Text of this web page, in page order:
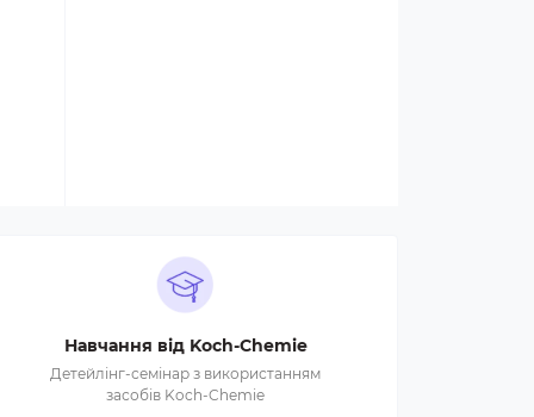
Навчання від Koch-Chemie
Детейлінг-семінар з використанням
засобів Koch-Chemie